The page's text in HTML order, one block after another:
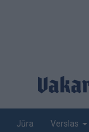
Jūra Verslas